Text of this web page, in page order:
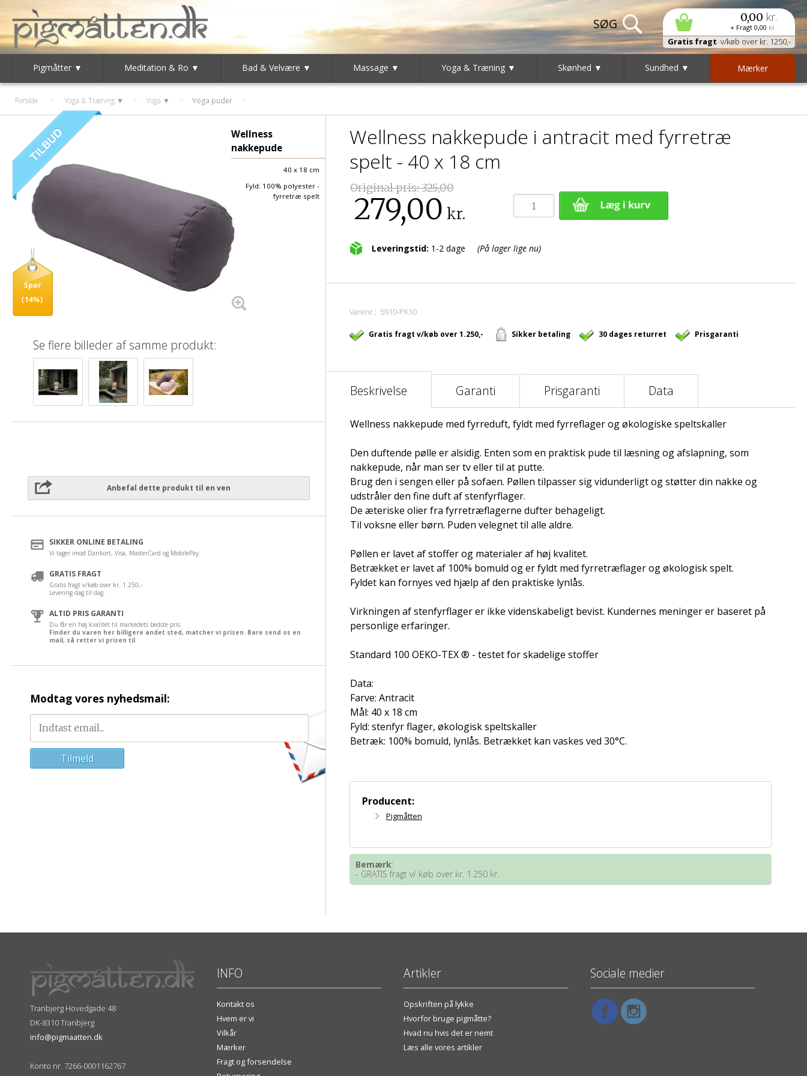
0,00 kr.
+ Fragt 0,00 kr.
Gratis fragt v/køb over kr. 1250,-
Pigmåtter ▼ Meditation & Ro ▼ Bad & Velvære ▼ Massage ▼ Yoga & Træning ▼ Skønhed ▼ Sundhed ▼ Mærker
Forside > Yoga & Træning ▼ > Yoga ▼ > Yoga puder
Wellness
nakkepude
40 x 18 cm
Fyld: 100% polyester -
fyrretræ spelt
Spar
(14%)
Se flere billeder af samme produkt:
Wellness nakkepude i antracit med fyrretræ
spelt - 40 x 18 cm
Original pris:325,00
279,00 kr.
Leveringstid: 1-2 dage (På lager lige nu)
Varenr.: 5910-PK10
Gratis fragt v/køb over 1.250,- Sikker betaling 30 dages returret Prisgaranti
Beskrivelse Garanti Prisgaranti Data
Wellness nakkepude med fyrreduft, fyldt med fyrreflager og økologiske speltskaller
Den duftende pølle er alsidig. Enten som en praktisk pude til læsning og afslapning, som
nakkepude, når man ser tv eller til at putte.
Brug den i sengen eller på sofaen. Pøllen tilpasser sig vidunderligt og støtter din nakke og
udstråler den fine duft af stenfyrflager.
De æteriske olier fra fyrretræflagerne dufter behageligt.
Til voksne eller børn. Puden velegnet til alle aldre.
Pøllen er lavet af stoffer og materialer af høj kvalitet.
Betrækket er lavet af 100% bomuld og er fyldt med fyrretræflager og økologisk spelt.
Fyldet kan fornyes ved hjælp af den praktiske lynlås.
Virkningen af ​​stenfyrflager er ikke videnskabeligt bevist. Kundernes meninger er baseret på
personlige erfaringer.
Standard 100 OEKO-TEX ® - testet for skadelige stoffer
Data:
Farve: Antracit
Mål: 40 x 18 cm
Fyld: stenfyr flager, økologisk speltskaller
Betræk: 100% bomuld, lynlås. Betrækket kan vaskes ved 30°C.
Producent:
Pigmåtten
Bemærk:
- GRATIS fragt v/ køb over kr. 1.250 kr.
Anbefal dette produkt til en ven
SIKKER ONLINE BETALING
Vi tager imod Dankort, Visa, MasterCard og MobilePay.
GRATIS FRAGT
Gratis fragt v/køb over kr. 1.250,-
Levering dag til dag.
ALTID PRIS GARANTI
Du får en høj kvalitet til markedets bedste pris.
Finder du varen her billigere andet sted, matcher vi prisen. Bare send os en
mail, så retter vi prisen til
Modtag vores nyhedsmail:
Tranbjerg Hovedgade 48
DK-8310 Tranbjerg
info@pigmaatten.dk
Konto nr. 7266-0001162767
INFO
Kontakt os
Hvem er vi
Vilkår
Mærker
Fragt og forsendelse
Artikler
Opskriften på lykke
Hvorfor bruge pigmåtte?
Hvad nu hvis det er nemt
Læs alle vores artikler
Sociale medier